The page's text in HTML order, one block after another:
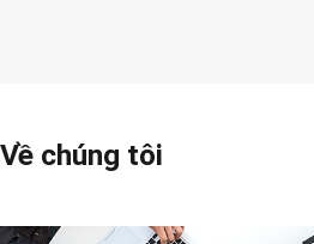
Về chúng tôi